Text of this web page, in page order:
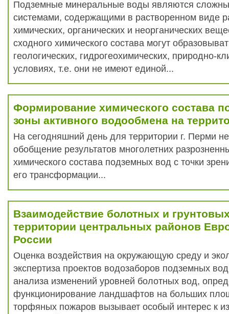
Подземные минеральные воды являются
системами, содержащими в растворенном виде
химических, органических и неорганических
сходного химического состава могут
геологических, гидрогеохимических, природно-
условиях, т.е. они не имеют единой...
Формирование химического состава
зоны активного водообмена на
На сегодняшний день для территории г. Перми
обобщение результатов многолетних
химического состава подземных вод с точки
его трансформации...
Взаимодействие болотных и
территории центральных районов
России
Оценка воздействия на окружающую среду и
экспертиза проектов водозаборов подземных
анализа изменений уровней болотных вод,
функционирование ландшафтов на больших
торфяных пожаров вызывает особый интерес к